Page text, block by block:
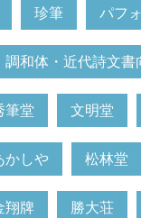
珍筆 パフ
調和体・近代詩文書
筆堂 文明堂
かしや 松林堂
翔牌 勝大荘